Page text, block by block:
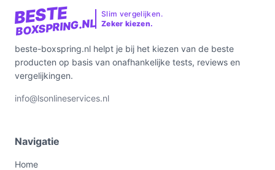
BESTE
BOXSPRING.NL
Slim vergelijken.
Zeker kiezen.
beste-boxspring.nl helpt je bij het kiezen van de beste
producten op basis van onafhankelijke tests, reviews en
vergelijkingen.
info@lsonlineservices.nl
Navigatie
Home